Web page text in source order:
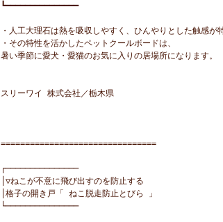
┗━━━━━━━━━━━━━━━
・人工大理石は熱を吸収しやすく、ひんやりとした触感が
・その特性を活かしたペットクールボードは、
暑い季節に愛犬・愛猫のお気に入りの居場所になります。
スリーワイ 株式会社／栃木県
================================
┌───────────────
│▽ねこが不意に飛び出すのを防止する
│格子の開き戸「 ねこ脱走防止とびら 」
└───────────────